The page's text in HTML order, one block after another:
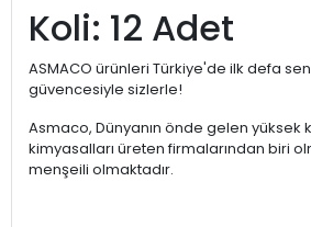
Koli: 12 Adet
ASMACO ürünleri Türkiye'de ilk defa
güvencesiyle sizlerle!
Asmaco, Dünyanın önde gelen yüksek
kimyasalları üreten firmalarından biri
menşeili olmaktadır.